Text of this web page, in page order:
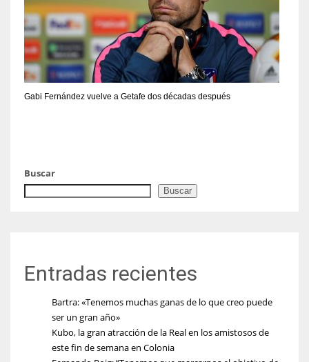
Gabi Fernández vuelve a Getafe dos décadas después
Buscar
Buscar
Entradas recientes
Bartra: «Tenemos muchas ganas de lo que creo puede
ser un gran año»
Kubo, la gran atracción de la Real en los amistosos de
este fin de semana en Colonia